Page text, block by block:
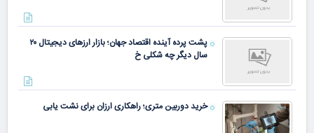
پشت پرده آینده اقتصاد جهان؛ بازار ارزهای دیجیتال ۲۰
سال دیگر چه شکلی خ
خرید دوربین متری؛ راهکاری ارزان برای نشت یابی